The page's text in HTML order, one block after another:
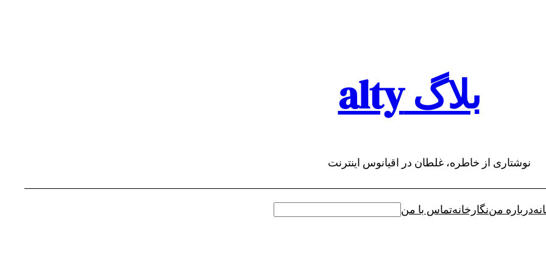
بلاگ alty
نوشتاری از خاطره، غلطان در اقیانوس اینترنت
درباره مننگارخانهتماس با من